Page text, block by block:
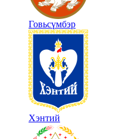
Говьсүмбэр
Хэнтий